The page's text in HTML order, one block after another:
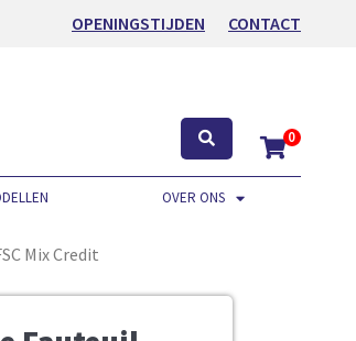
OPENINGSTIJDEN CONTACT
0
OVER ONS
Mix Credit